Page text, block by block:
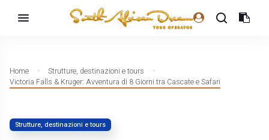
Home
Strutture, destinazioni e tours
Victoria Falls & Kruger: Avventura di 8 Giorni tra Cascate e Safari
Strutture, destinazioni e tours